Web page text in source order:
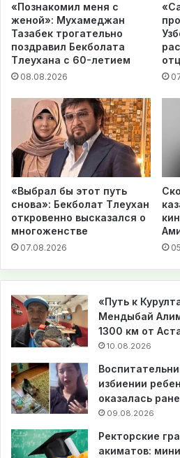
«Познакомил меня с
женой»: Мухамеджан
Тазабек трогательно
поздравил Бекболата
Тлеухана с 60-летием
08.08.2026
«Выбрал бы этот путь
снова»: Бекболат Тлеухан
откровенно высказался о
многоженстве
07.08.2026
«Путь к
Мендыбай
1300 км от
10.08.2026
избиении
оказалась
09.08.2026
Ректорские
акиматов: